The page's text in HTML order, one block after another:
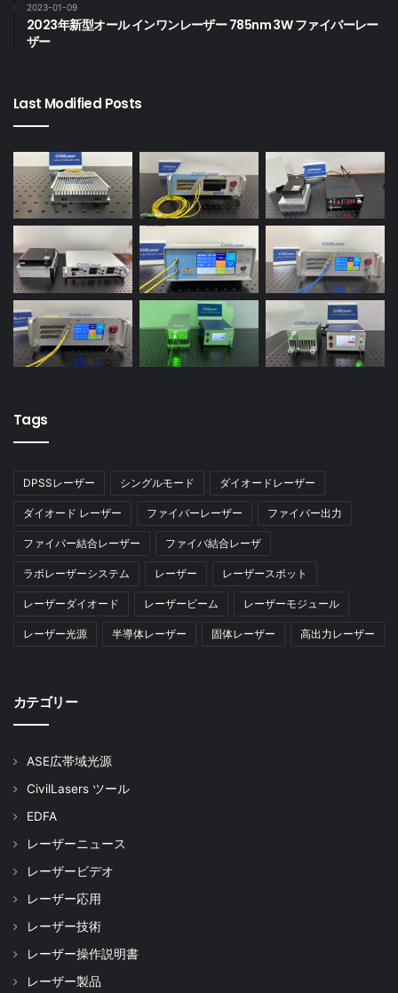
2023-01-09
2023年新型オール インワンレーザー 785nm 3W ファイバーレー
ザー
Last Modified Posts
Tags
DPSSレーザー シングルモード ダイオードレーザー
ダイオード レーザー ファイバーレーザー ファイバー出力
ファイバー結合レーザー ファイバ結合レーザ
ラボレーザーシステム レーザー レーザースポット
レーザーダイオード レーザービーム レーザーモジュール
レーザー光源 半導体レーザー 固体レーザー 高出力レーザー
カテゴリー
ASE広帯域光源
CivilLasers ツール
EDFA
レーザーニュース
レーザービデオ
レーザー応用
レーザー技術
レーザー操作説明書
レーザー製品